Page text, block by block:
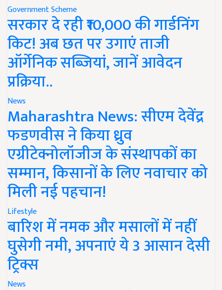
Government Scheme
सरकार दे रही ₹10,000 की गार्डनिंग
किट! अब छत पर उगाएं ताजी
ऑर्गेनिक सब्जियां, जानें आवेदन
प्रक्रिया..
News
Maharashtra News: सीएम देवेंद्र
फडणवीस ने किया ध्रुव
एग्रीटेक्नोलॉजीज के संस्थापकों का
सम्मान, किसानों के लिए नवाचार को
मिली नई पहचान!
Lifestyle
बारिश में नमक और मसालों में नहीं
घुसेगी नमी, अपनाएं ये 3 आसान देसी
ट्रिक्स
News